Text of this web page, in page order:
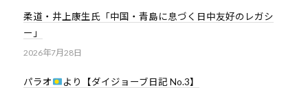
柔道・井上康生氏「中国・青島に息づく日中友好のレガシ
ー」
2026年7月28日
パラオ より【ダイジョーブ日記 No.3】